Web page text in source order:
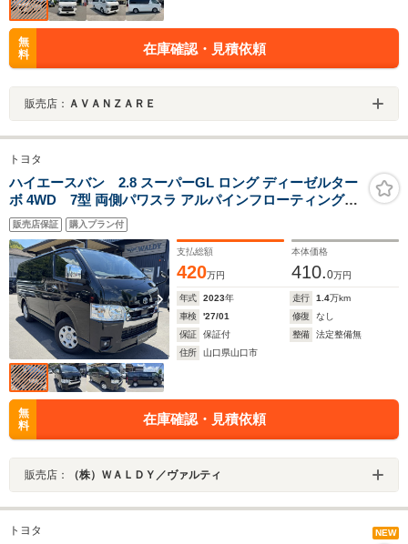
無
料
在庫確認・見積依頼
販売店： ＡＶＡＮＺＡＲＥ
トヨタ
ハイエースバン 2.8 スーパーGL ロング ディーゼルター
ボ 4WD 7型 両側パワスラ アルパインフローティングデ
ィスプレイオーディオ iPod/USB Bluetooth HDMI
AppleCarPlay/AndroidAuto アルパインルームミラー型
前後ドラレコ ETC バックカメラ AC100Vコンセント 革調
シートカバー
販売店保証 購入プラン付
支払総額
420万円
本体価格
410.0万円
年式 2023年 走行 1.4万km
車検
'27/01 修復
なし
保証
保証付 整備
法定整備無
住所
山口県山口市
無
料
在庫確認・見積依頼
販売店： （株）ＷＡＬＤＹ／ヴァルティ
トヨタ NEW